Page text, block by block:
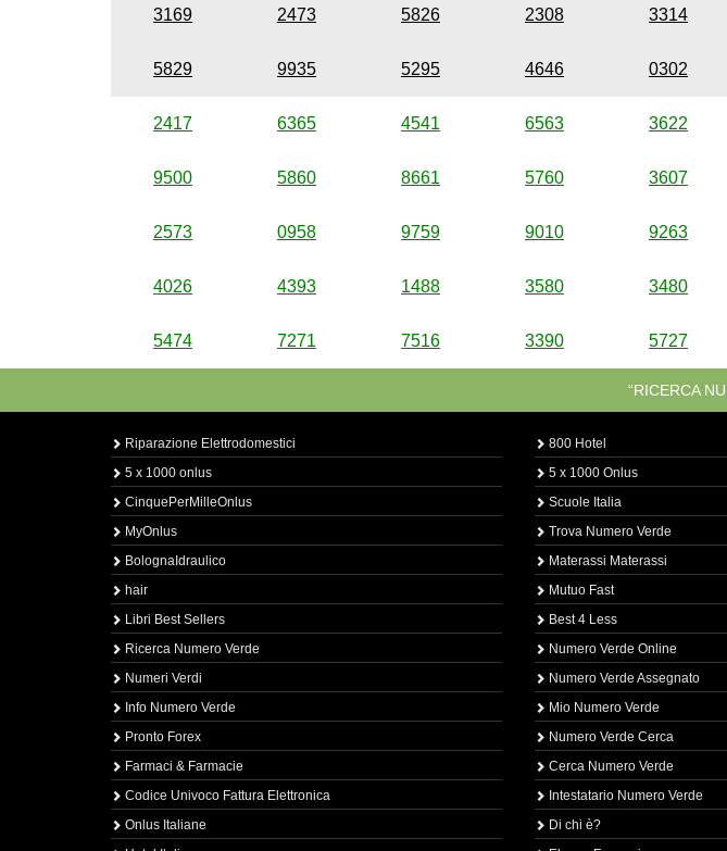
3169 2473 5826 2308 3314
5829 9935 5295 4646 0302
2417 6365 4541 6563 3622
9500 5860 8661 5760 3607
2573 0958 9759 9010 9263
4026 4393 1488 3580 3480
5474 7271 7516 3390 5727
“RICERCA
Riparazione Elettrodomestici
5 x 1000 onlus
CinquePerMilleOnlus
MyOnlus
BolognaIdraulico
hair
Libri Best Sellers
Ricerca Numero Verde
Numeri Verdi
Info Numero Verde
Pronto Forex
Farmaci & Farmacie
Codice Univoco Fattura Elettronica
Onlus Italiane
800 Hotel
5 x 1000 Onlus
Scuole Italia
Trova Numero Verde
Materassi Materassi
Mutuo Fast
Best 4 Less
Numero Verde Online
Numero Verde Assegnato
Mio Numero Verde
Numero Verde Cerca
Cerca Numero Verde
Intestatario Numero Verde
Di chi è?